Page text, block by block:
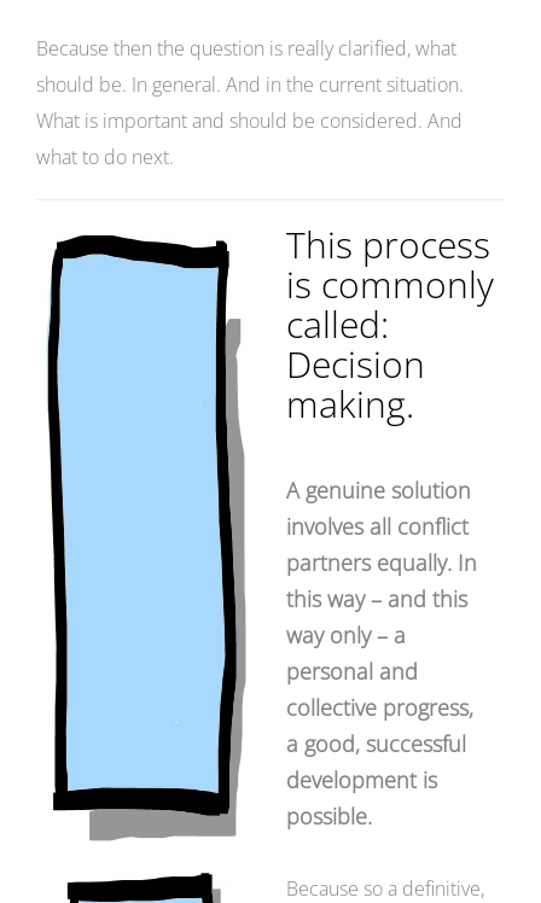
Because then the question is really clarified, what
should be. In general. And in the current situation.
What is important and should be considered. And
what to do next.
This process
is commonly
called:
Decision
making.
A genuine solution
involves all conflict
partners equally. In
this way – and this
way only – a
personal and
collective progress,
a good, successful
development is
possible.
Because so a definitive,